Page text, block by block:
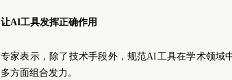
让AI工具发挥正确作用
专家表示，除了技术手段外，规范AI工具在学术领域
多方面组合发力。